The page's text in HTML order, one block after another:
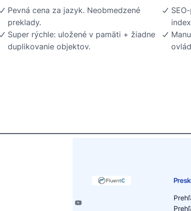
Pevná cena za jazyk. Neobmedzené
preklady.
Super rýchle: uložené v pamäti + žiadne
duplikovanie objektov.